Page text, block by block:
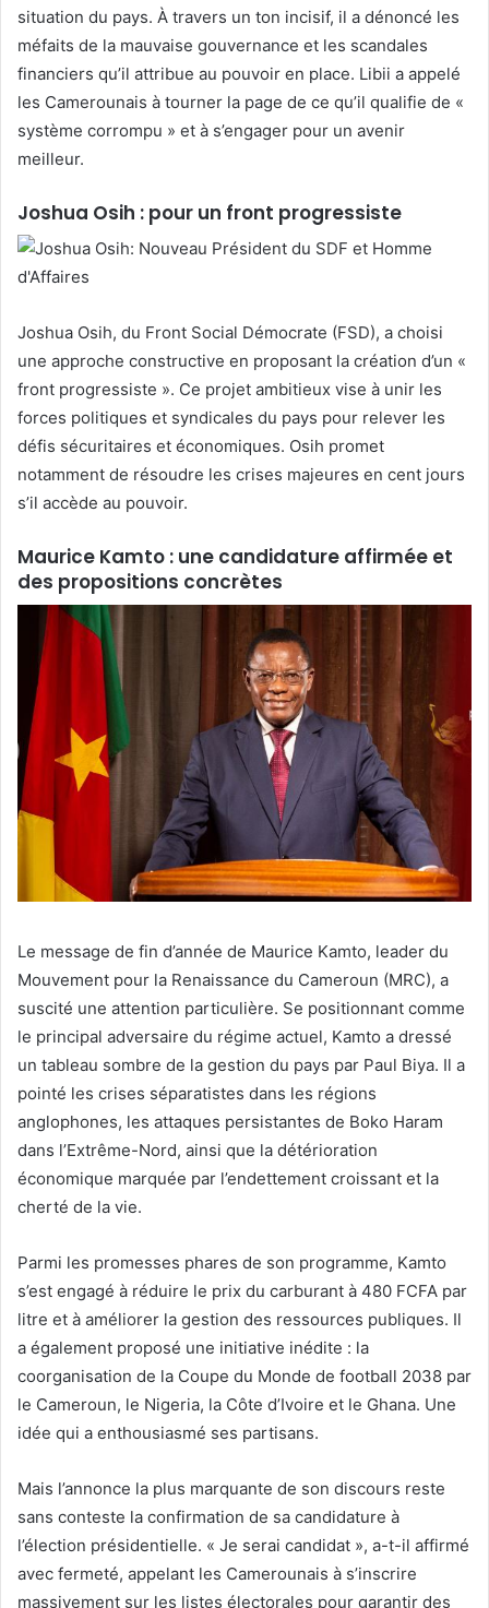
situation du pays. À travers un ton incisif, il a dénoncé les
méfaits de la mauvaise gouvernance et les scandales
financiers qu’il attribue au pouvoir en place. Libii a appelé
les Camerounais à tourner la page de ce qu’il qualifie de «
système corrompu » et à s’engager pour un avenir
meilleur.
Joshua Osih : pour un front progressiste
Joshua Osih, du Front Social Démocrate (FSD), a choisi
une approche constructive en proposant la création d’un «
front progressiste ». Ce projet ambitieux vise à unir les
forces politiques et syndicales du pays pour relever les
défis sécuritaires et économiques. Osih promet
notamment de résoudre les crises majeures en cent jours
s’il accède au pouvoir.
Maurice Kamto : une candidature affirmée et
des propositions concrètes
Le message de fin d’année de Maurice Kamto, leader du
Mouvement pour la Renaissance du Cameroun (MRC), a
suscité une attention particulière. Se positionnant comme
le principal adversaire du régime actuel, Kamto a dressé
un tableau sombre de la gestion du pays par Paul Biya. Il a
pointé les crises séparatistes dans les régions
anglophones, les attaques persistantes de Boko Haram
dans l’Extrême-Nord, ainsi que la détérioration
économique marquée par l’endettement croissant et la
cherté de la vie.
Parmi les promesses phares de son programme, Kamto
s’est engagé à réduire le prix du carburant à 480 FCFA par
litre et à améliorer la gestion des ressources publiques. Il
a également proposé une initiative inédite : la
coorganisation de la Coupe du Monde de football 2038 par
le Cameroun, le Nigeria, la Côte d’Ivoire et le Ghana. Une
idée qui a enthousiasmé ses partisans.
Mais l’annonce la plus marquante de son discours reste
sans conteste la confirmation de sa candidature à
l’élection présidentielle. « Je serai candidat », a-t-il affirmé
avec fermeté, appelant les Camerounais à s’inscrire
massivement sur les listes électorales pour garantir des